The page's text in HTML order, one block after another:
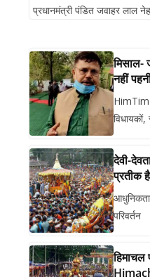
प्रधानमंत्री पंडित जवाहर लाल
नहीं
विधायकों,
देवी-
प्रतीक
परिवर्तन